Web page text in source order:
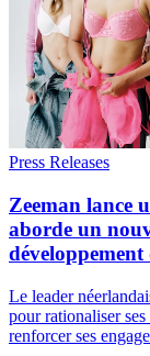
Press Releases
Zeeman lance
aborde un
Le leader
pour rationaliser
renforcer ses